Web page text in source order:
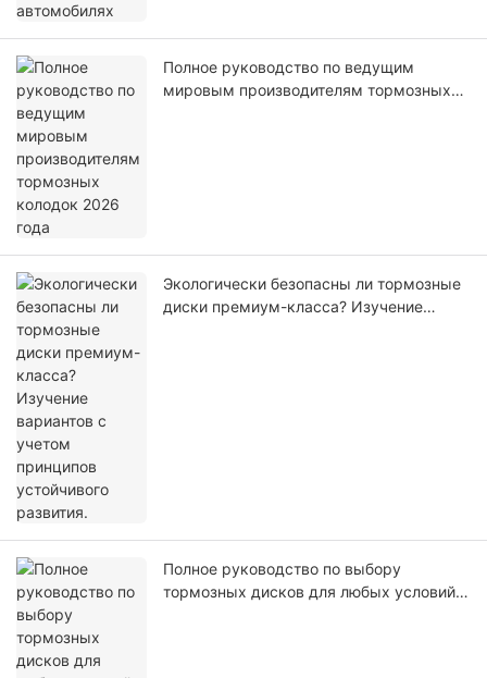
Полное руководство по ведущим
мировым производителям тормозных
Экологически безопасны ли тормозные
диски премиум-класса? Изучение
Полное руководство по выбору
тормозных дисков для любых условий